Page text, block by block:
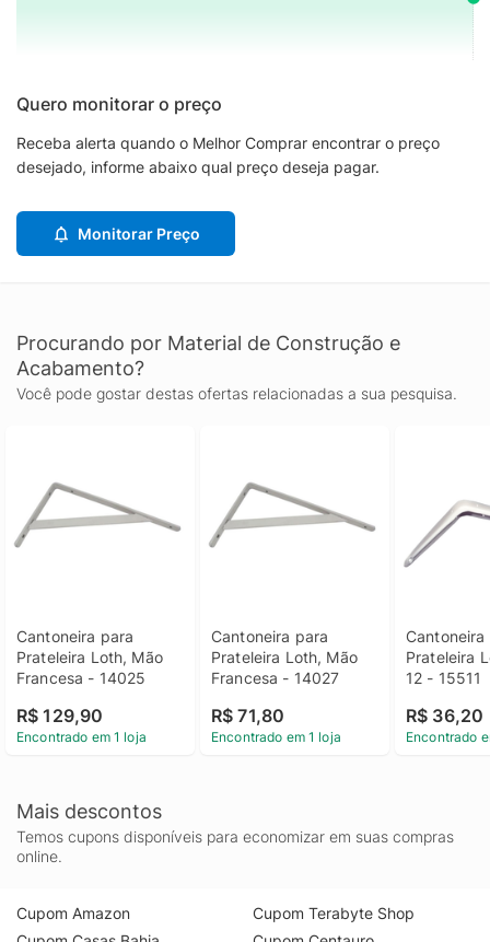
Quero monitorar o preço
Receba alerta quando o Melhor Comprar encontrar o preço
desejado, informe abaixo qual preço deseja pagar.
Monitorar Preço
Procurando por Material de Construção e
Acabamento?
Você pode gostar destas ofertas relacionadas a sua pesquisa.
Cantoneira para
Prateleira Loth, Mão
Francesa - 14025
R$ 129,90
Encontrado em 1 loja
Cantoneira para
Prateleira Loth, Mão
Francesa - 14027
R$ 71,80
Encontrado em 1 loja
Cantoneira
Prateleira
12 - 15511
R$ 36,20
Encontrado
Mais descontos
Temos cupons disponíveis para economizar em suas compras
online.
Cupom Amazon
Cupom Terabyte Shop